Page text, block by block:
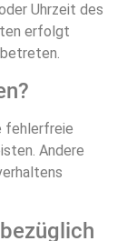
Uhrzeit des
erfolgt
fehlerfreie
Andere